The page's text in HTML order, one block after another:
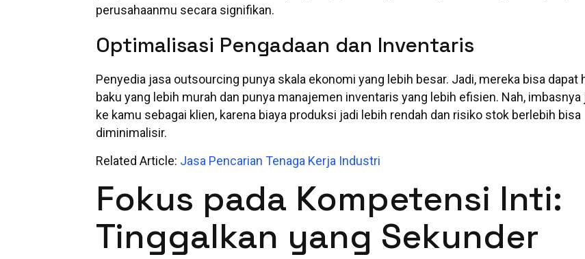
perusahaanmu secara signifikan.
Optimalisasi Pengadaan dan Inventaris
Penyedia jasa outsourcing punya skala ekonomi yang lebih besar. Jadi, mereka bisa dapat
baku yang lebih murah dan punya manajemen inventaris yang lebih efisien. Nah, imbasnya
ke kamu sebagai klien, karena biaya produksi jadi lebih rendah dan risiko stok berlebih bisa
diminimalisir.
Related Article: Jasa Pencarian Tenaga Kerja Industri
Fokus pada Kompetensi Inti:
Tinggalkan yang Sekunder